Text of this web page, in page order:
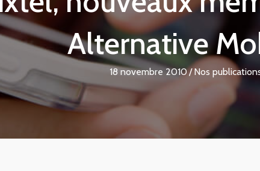
Alternative
18 novembre 2010/ Nos